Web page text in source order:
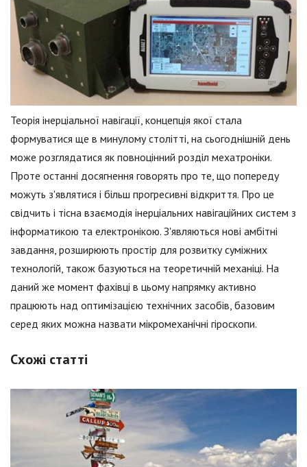
Теорія інерціальної навігації, концепція якої стала
формуватися ще в минулому столітті, на сьогоднішній день
може розглядатися як повноцінний розділ мехатроніки.
Проте останні досягнення говорять про те, що попереду
можуть з'являтися і більш прогресивні відкриття. Про це
свідчить і тісна взаємодія інерціальних навігаційних систем з
інформатикою та електронікою. З'являються нові амбітні
завдання, розширюють простір для розвитку суміжних
технологій, також базуються на теоретичній механіці. На
даний же момент фахівці в цьому напрямку активно
працюють над оптимізацією технічних засобів, базовим
серед яких можна назвати мікромеханічні гіроскопи.
Схожі статті